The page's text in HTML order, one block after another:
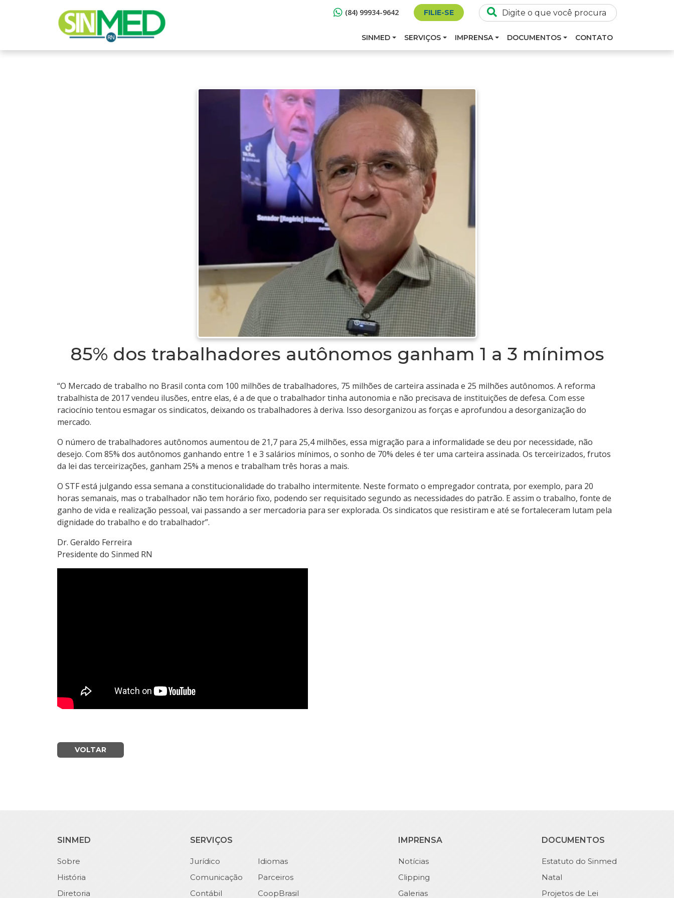
(84) 99934-9642 FILIE-SE
SINMED SERVIÇOS IMPRENSA DOCUMENTOS CONTATO
85% dos trabalhadores autônomos ganham 1 a 3 mínimos
“O Mercado de trabalho no Brasil conta com 100 milhões de trabalhadores, 75 milhões de carteira assinada e 25 milhões autônomos. A reforma
trabalhista de 2017 vendeu ilusões, entre elas, é a de que o trabalhador tinha autonomia e não precisava de instituições de defesa. Com esse
raciocínio tentou esmagar os sindicatos, deixando os trabalhadores à deriva. Isso desorganizou as forças e aprofundou a desorganização do
mercado.
O número de trabalhadores autônomos aumentou de 21,7 para 25,4 milhões, essa migração para a informalidade se deu por necessidade, não
desejo. Com 85% dos autônomos ganhando entre 1 e 3 salários mínimos, o sonho de 70% deles é ter uma carteira assinada. Os terceirizados, frutos
da lei das terceirizações, ganham 25% a menos e trabalham três horas a mais.
O STF está julgando essa semana a constitucionalidade do trabalho intermitente. Neste formato o empregador contrata, por exemplo, para 20
horas semanais, mas o trabalhador não tem horário fixo, podendo ser requisitado segundo as necessidades do patrão. E assim o trabalho, fonte de
ganho de vida e realização pessoal, vai passando a ser mercadoria para ser explorada. Os sindicatos que resistiram e até se fortaleceram lutam pela
dignidade do trabalho e do trabalhador”.
Dr. Geraldo Ferreira
Presidente do Sinmed RN
VOLTAR
SINMED
Sobre
História
Diretoria
SERVIÇOS
Jurídico
Comunicação
Contábil
Idiomas
Parceiros
CoopBrasil
IMPRENSA
Notícias
Clipping
Galerias
DOCUMENTOS
Estatuto do Sinmed
Natal
Projetos de Lei